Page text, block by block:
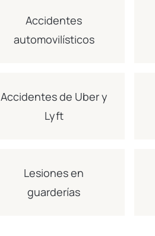
Accidentes
automovilísticos
Accidentes de Uber y
Lyft
Lesiones en
guarderías